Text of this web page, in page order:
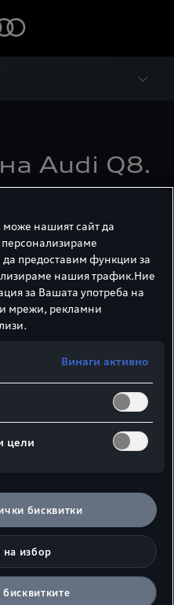
Audi Q8.
Изглед отгоре
собственото тегло на
може нашият сайт да
предоставим функции за
нашия трафик.Ние
за Вашата употреба на
мрежи, рекламни
Винаги активно
цели
бисквитки
на избор